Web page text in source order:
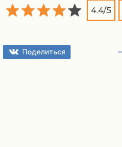
4.4/5
Поделиться